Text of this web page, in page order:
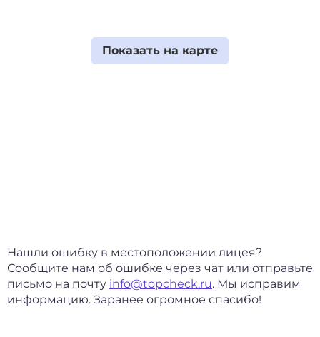
Нашли ошибку в местоположении лицея?
Сообщите нам об ошибке через чат или отправьте
письмо на почту info@topcheck.ru. Мы исправим
информацию. Заранее огромное спасибо!